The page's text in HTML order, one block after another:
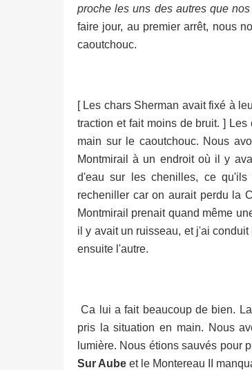
proche les uns des autres que
faire jour, au premier arrêt, nous
caoutchouc.
[ Les chars Sherman avait fixé à
traction et fait moins de bruit. ]
main sur le caoutchouc. Nous
Montmirail à un endroit où il y
d'eau sur les chenilles, ce
recheniller car on aurait perdu la
Montmirail prenait quand même
il y avait un ruisseau, et j'ai
ensuite l'autre.
Ca lui a fait beaucoup de bien.
pris la situation en main. Nous
lumière. Nous étions sauvés pour
Sur Aube et le Montereau II